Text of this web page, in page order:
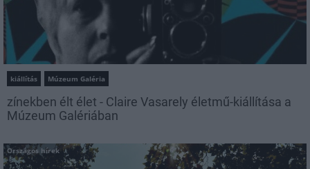
kiállítás Múzeum Galéria
zínekben élt élet - Claire Vasarely életmű-kiállítása a
Múzeum Galériában
Országos hírek